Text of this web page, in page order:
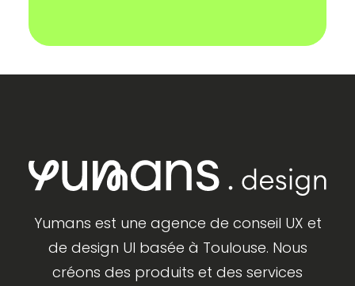
Yumans est une agence de conseil UX et
de design UI basée à Toulouse. Nous
créons des produits et des services